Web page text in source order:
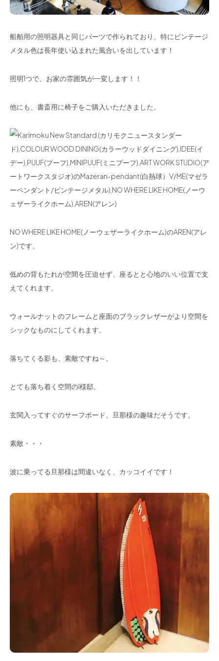
船舶用の照明器具と同じパーツで作られており、特にビンテージ
メタル色は長年使い込まれた風合いを出しています！
照明1つで、お家の雰囲気が一変します！！
他にも、書斎用に椅子をご購入いただきました。
NO WHERE LIKE HOME(ノーウェザーライクホーム)のAREN(アレ
ン)です。
低めの背もたれが空間を圧迫せず、座るとと心地のいい位置で支
えてくれます。
ウォールナットのフレームと座面のブラックレザーがより空間を
シックなものにしてくれます。
落ちてくる影も、素敵ですね～。
とても落ち着く空間のI様邸。
玄関入ってすぐのサーフボード。旦那様の趣味だそうです。
素敵・・・
波に乗ってる旦那様は間違いなく、カッコイイです！